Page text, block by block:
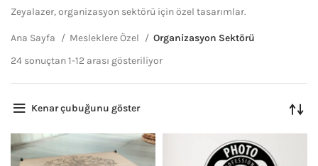
Zeyalazer, organizasyon sektörü için özel tasarımlar.
Ana Sayfa Mesleklere Özel
Organizasyon Sektörü
24 sonuçtan 1-12 arası gösteriliyor
Kenar çubuğunu göster